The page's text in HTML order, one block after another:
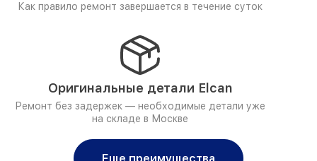
Как правило ремонт завершается в течение суток
Оригинальные детали Elcan
Ремонт без задержек — необходимые детали уже
на складе в Москве